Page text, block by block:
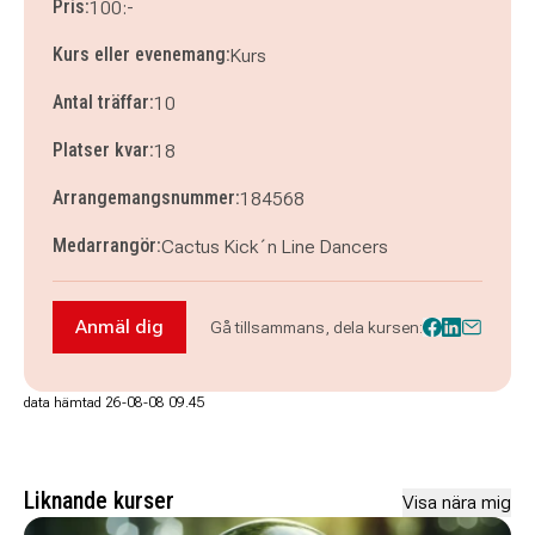
Pris:100:-
Kurs eller evenemang:Kurs
Antal träffar:10
Platser kvar:18
Arrangemangsnummer:184568
Medarrangör:Cactus Kick´n Line Dancers
Anmäl dig till Dans Linedance steg 4: Avanced
Anmäl dig Gå tillsammans, dela kursen:
data hämtad 26-08-08 09.45
Liknande kurser Visa nära mig